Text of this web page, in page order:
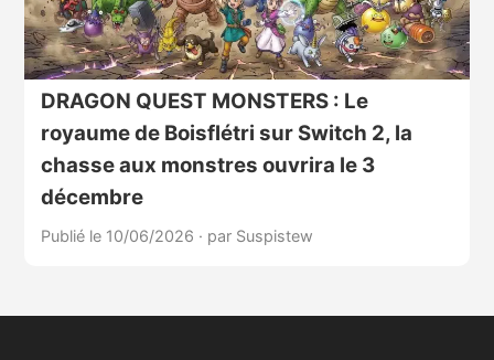
DRAGON QUEST MONSTERS : Le
royaume de Boisflétri sur Switch 2, la
chasse aux monstres ouvrira le 3
décembre
Publié le 10/06/2026 · par Suspistew